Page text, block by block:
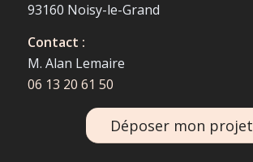
93160 Noisy-le-Grand
Contact :
M. Alan Lemaire
06 13 20 61 50
Déposer mon projet